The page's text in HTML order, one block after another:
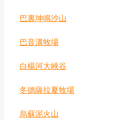
巴裏坤鳴沙山
‌巴音溝牧場
‌白楊河大峽谷
‌冬德薩拉夏牧場
烏蘇泥火山